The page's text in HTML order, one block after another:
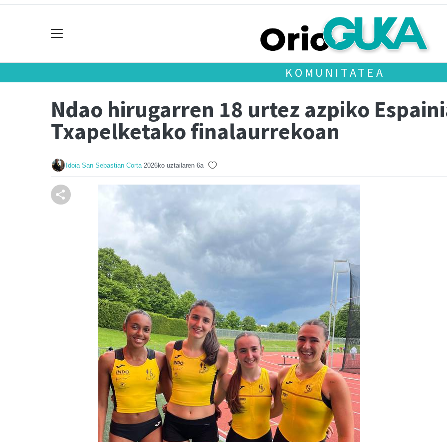
KOMUNITATEA
Ndao hirugarren 18 urtez azpiko
Txapelketako finalaurrekoan
Idoia San Sebastian Corta 2026ko uztailaren 6a